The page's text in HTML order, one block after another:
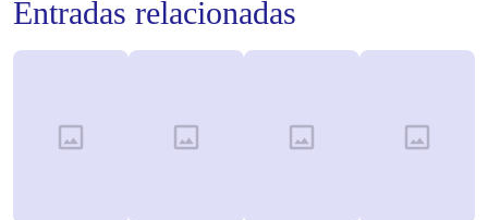
Entradas relacionadas